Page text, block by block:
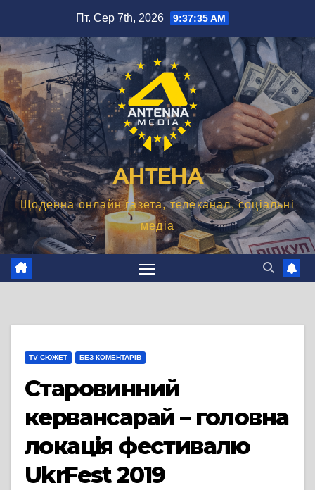
вмісту
Пт. Сер 7th, 2026 9:37:36 AM
АНТЕНА
Щоденна онлайн газета, телеканал, соціальні
медіа
TV СЮЖЕТ БЕЗ КОМЕНТАРІВ
Старовинний
кервансарай – головна
локація фестивалю
UkrFest 2019